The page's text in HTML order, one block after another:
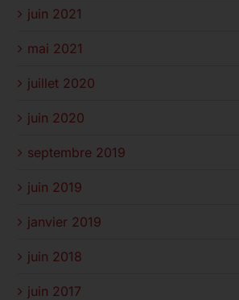
juin 2021
mai 2021
juillet 2020
juin 2020
septembre 2019
juin 2019
janvier 2019
juin 2018
juin 2017